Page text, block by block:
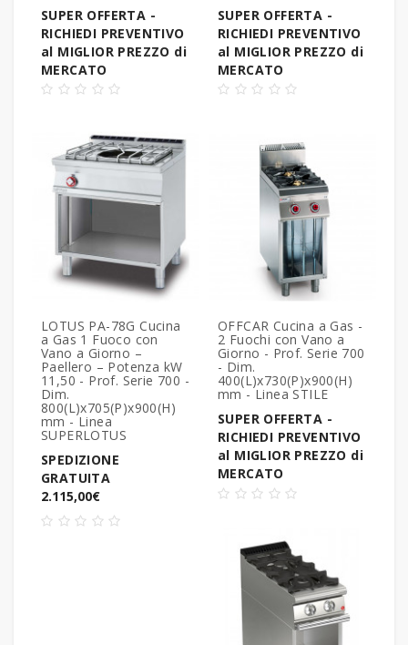
SUPER OFFERTA -
RICHIEDI PREVENTIVO
al MIGLIOR PREZZO di
MERCATO
SUPER OFFERTA -
RICHIEDI PREVENTIVO
al MIGLIOR PREZZO di
MERCATO
LOTUS PA-78G Cucina
a Gas 1 Fuoco con
Vano a Giorno –
Paellero – Potenza kW
11,50 - Prof. Serie 700 -
Dim.
800(L)x705(P)x900(H)
mm - Linea
SUPERLOTUS
SPEDIZIONE
GRATUITA
2.115,00€
OFFCAR Cucina a Gas -
2 Fuochi con Vano a
Giorno - Prof. Serie 700
- Dim.
400(L)x730(P)x900(H)
mm - Linea STILE
SUPER OFFERTA -
RICHIEDI PREVENTIVO
al MIGLIOR PREZZO di
MERCATO